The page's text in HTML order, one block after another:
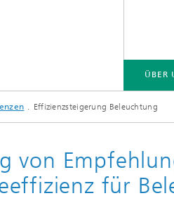
ÜBER
| PRODUKTE
Effizienzsteigerung Beleuchtung
von
für